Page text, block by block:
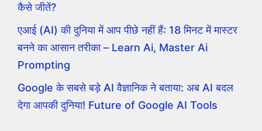
कैसे जीतें?
एआई (AI) की दुनिया में आप पीछे नहीं हैं: 18 मिनट में मास्टर
बनने का आसान तरीका – Learn Ai, Master Ai
Prompting
Google के सबसे बड़े AI वैज्ञानिक ने बताया: अब AI बदल
देगा आपकी दुनिया! Future of Google AI Tools